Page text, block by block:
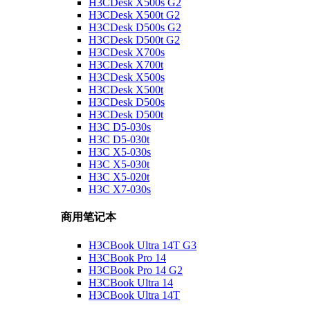
H3CDesk X500t G2
H3CDesk D500s G2
H3CDesk D500t G2
H3CDesk X700s
H3CDesk X700t
H3CDesk X500s
H3CDesk X500t
H3CDesk D500s
H3CDesk D500t
H3C D5-030s
H3C D5-030t
H3C X5-030s
H3C X5-030t
H3C X5-020t
H3C X7-030s
商用笔记本
H3CBook Ultra 14T G3
H3CBook Pro 14
H3CBook Pro 14 G2
H3CBook Ultra 14
H3CBook Ultra 14T